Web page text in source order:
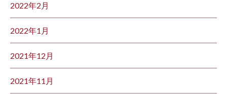
2022年2月
2022年1月
2021年12月
2021年11月